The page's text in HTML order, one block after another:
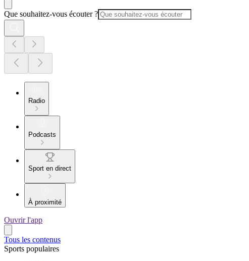
Que souhaitez-vous écouter ?
Radio
Podcasts
Sport en direct
À proximité
Ouvrir l'app
Tous les contenus
Sports populaires